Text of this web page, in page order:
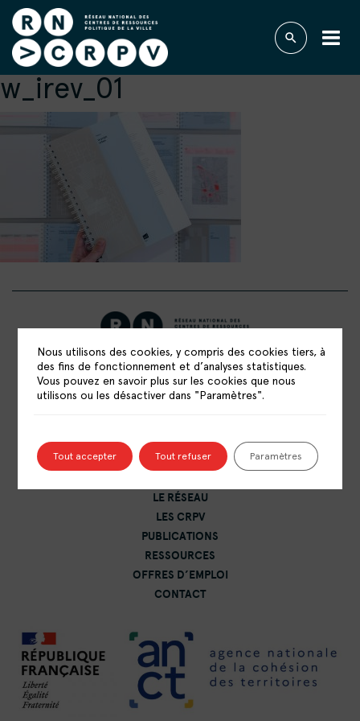
w_irev_01
RÉSEAU NATIONAL DES CENTRES DE
93200 Saint-Denis
LE RÉSEAU
LES CRPV
PUBLICATIONS
RESSOURCES
OFFRES D’EMPLOI
CONTACT
Nous utilisons des cookies, y compris des cookies tiers, à
des fins de fonctionnement et d’analyses statistiques.
Vous pouvez en savoir plus sur les cookies que nous
utilisons ou les désactiver dans "Paramètres".
Tout accepter Tout refuser Paramètres